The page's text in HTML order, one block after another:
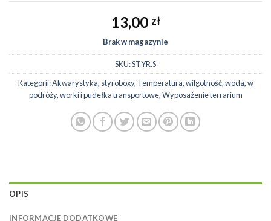
13,00 zł
Brak w magazynie
SKU:STYR.S
Kategorii:Akwarystyka, styroboxy, Temperatura, wilgotność, woda,w
podróży,worki i pudełka transportowe,Wyposażenie terrarium
OPIS
INFORMACJE DODATKOWE